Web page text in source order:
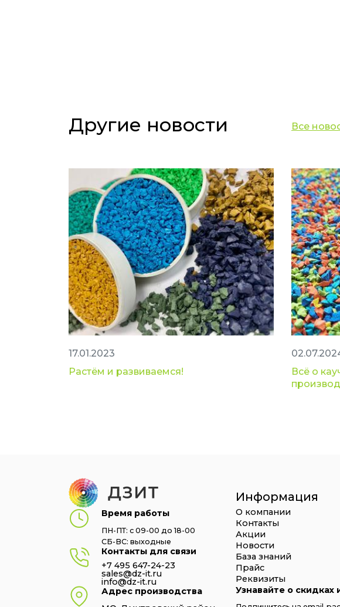
Другие новости Все
17.01.2023
Растём и развиваемся!
Всё о
Время работы
ПН-ПТ: с 09-00 до 18-00
СБ-ВС: выходные
Контакты для связи
+7 495 647-24-23
sales@dz-it.ru
info@dz-it.ru
Адрес производства
Информация
О компании
Контакты
Акции
Новости
База знаний
Прайс
Реквизиты
Узнавайте о скидках